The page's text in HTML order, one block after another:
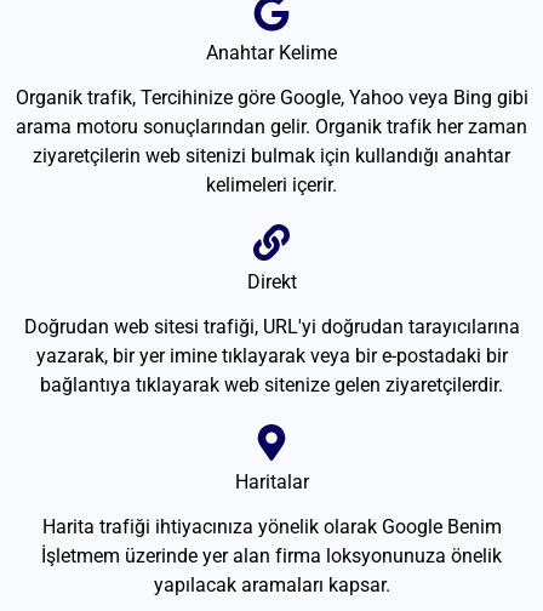
Anahtar Kelime
Organik trafik, Tercihinize göre Google, Yahoo veya Bing gibi
arama motoru sonuçlarından gelir. Organik trafik her zaman
ziyaretçilerin web sitenizi bulmak için kullandığı anahtar
kelimeleri içerir.
Direkt
Doğrudan web sitesi trafiği, URL'yi doğrudan tarayıcılarına
yazarak, bir yer imine tıklayarak veya bir e-postadaki bir
bağlantıya tıklayarak web sitenize gelen ziyaretçilerdir.
Haritalar
Harita trafiği ihtiyacınıza yönelik olarak Google Benim
İşletmem üzerinde yer alan firma loksyonunuza önelik
yapılacak aramaları kapsar.